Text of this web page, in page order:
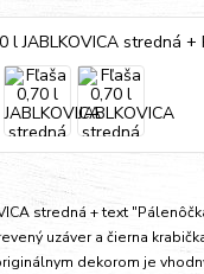
stredná + text
uzáver a čierna
dekorom je